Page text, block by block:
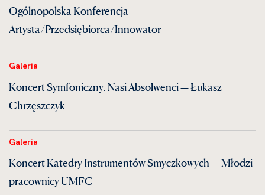
Ogólnopolska Konferencja
Artysta/Przedsiębiorca/Innowator
Galeria
Koncert Symfoniczny. Nasi Absolwenci — Łukasz
Chrzęszczyk
Galeria
Koncert Katedry Instrumentów Smyczkowych — Młodzi
pracownicy UMFC